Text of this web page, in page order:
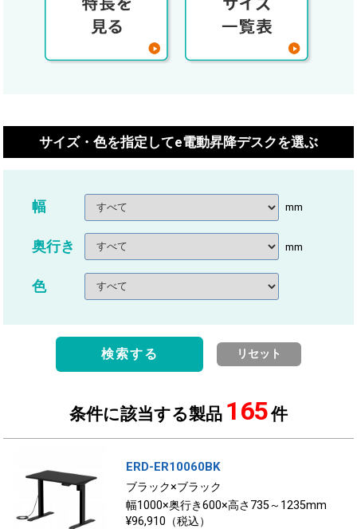
サイズ・色を指定してe電動昇降デスクを選ぶ
幅 mm
奥行き mm
色
検索する リセット
条件に該当する製品 165件
ERD-ER10060BK
ブラック×ブラック
幅1000×奥行き600×高さ735～1235mm
¥96,910（税込）